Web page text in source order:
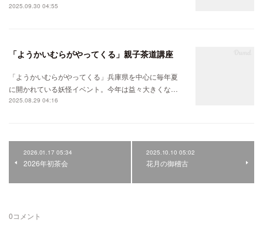
2025.09.30 04:55
「ようかいむらがやってくる」親子茶道講座
「ようかいむらがやってくる」兵庫県を中心に毎年夏
に開かれている妖怪イベント。今年は益々大きくな…
2025.08.29 04:16
2026.01.17 05:34
2026年初茶会
2025.10.10 05:02
花月の御稽古
0コメント